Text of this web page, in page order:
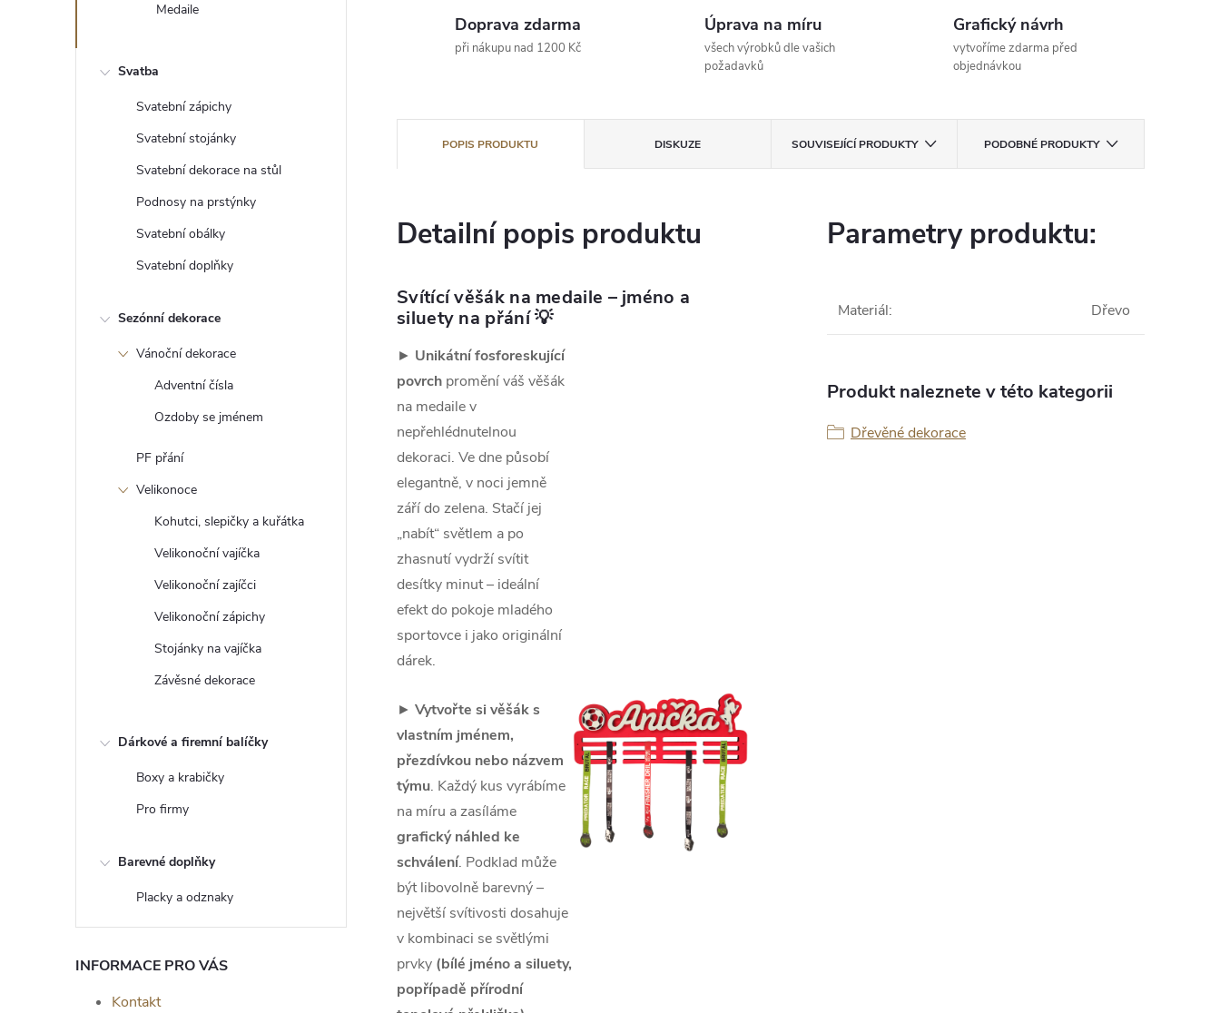
e
Medaile
Svatba
Svatební zápichy
Svatební stojánky
Svatební dekorace na stůl
Podnosy na prstýnky
Svatební obálky
Svatební doplňky
Sezónní dekorace
Vánoční dekorace
Adventní čísla
Ozdoby se jménem
PF přání
Velikonoce
Kohutci, slepičky a kuřátka
Velikonoční vajíčka
Velikonoční zajíčci
Velikonoční zápichy
Stojánky na vajíčka
Závěsné dekorace
Dárkové a firemní balíčky
Boxy a krabičky
Pro firmy
Barevné doplňky
Placky a odznaky
INFORMACE PRO VÁS
Kontakt
Doprava zdarma
při nákupu nad 1200 Kč
Úprava na míru
všech výrobků dle vašich
požadavků
Grafický návrh
vytvoříme zdarma před
objednávkou
POPIS PRODUKTU DISKUZE SOUVISEJÍCÍ PRODUKTY PODOBNÉ PRODUKTY
Detailní popis produktu
Svítící věšák na medaile – jméno a
siluety na přání 💡
► Unikátní fosforeskující
povrch promění váš věšák
na medaile v
nepřehlédnutelnou
dekoraci. Ve dne působí
elegantně, v noci jemně
září do zelena. Stačí jej
„nabít“ světlem a po
zhasnutí vydrží svítit
desítky minut – ideální
efekt do pokoje mladého
sportovce i jako originální
dárek.
► Vytvořte si věšák s
vlastním jménem,
přezdívkou nebo názvem
týmu. Každý kus vyrábíme
na míru a zasíláme
grafický náhled ke
schválení. Podklad může
být libovolně barevný –
největší svítivosti dosahuje
v kombinaci se světlými
prvky (bílé jméno a siluety,
popřípadě přírodní
Parametry produktu:
Materiál: Dřevo
Produkt naleznete v této kategorii
Dřevěné dekorace